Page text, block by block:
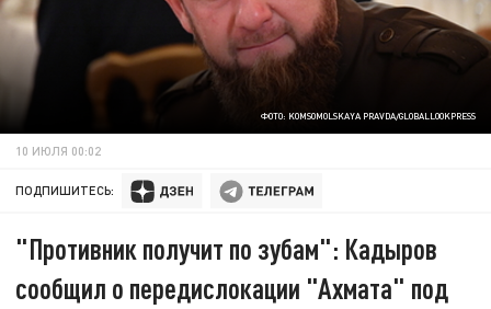
ФОТО: KOMSOMOLSKAYA PRAVDA/GLOBALLOOKPRESS
10 ИЮЛЯ 00:02
ПОДПИШИТЕСЬ:
"Противник получит по зубам": Кадыров
сообщил о передислокации "Ахмата" под